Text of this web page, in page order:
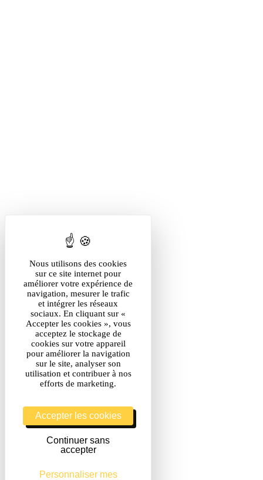
Nous utilisons des cookies
sur ce site internet pour
améliorer votre expérience de
navigation, mesurer le trafic
et intégrer les réseaux
sociaux. En cliquant sur «
Accepter les cookies », vous
acceptez le stockage de
cookies sur votre appareil
pour améliorer la navigation
sur le site, analyser son
utilisation et contribuer à nos
efforts de marketing.
Accepter les cookies
Continuer sans
accepter
Personnaliser mes